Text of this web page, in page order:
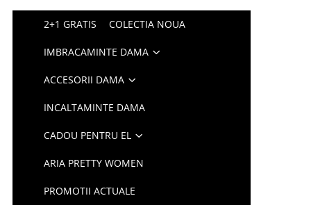
2+1 GRATIS COLECTIA NOUA
IMBRACAMINTE DAMA
ACCESORII DAMA
INCALTAMINTE DAMA
CADOU PENTRU EL
ARIA PRETTY WOMEN
PROMOTII ACTUALE